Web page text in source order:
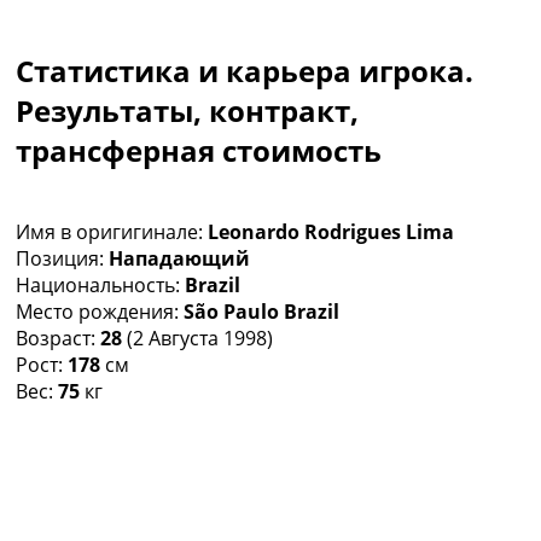
Чемпионат Мира
Украина. Премьер-Лига
Украина. Первая Лига
Лига Чемпионов
Другие Турниры >>>
Таблицы
Таблицы групп Чемпионата Мира
Украина. Премьер-Лига
Украина. Первая Лига
Лига Чемпионов. Таблицы групп
Статистика и карьера игрока.
Результаты, контракт,
трансферная стоимость
Имя в оригигинале: Leonardo Rodrigues Lima
Позиция: Нападающий
Национальность: Brazil
Место рождения: São Paulo Brazil
Возраст: 28(2 Августа 1998)
Рост: 178 см
Вес: 75 кг